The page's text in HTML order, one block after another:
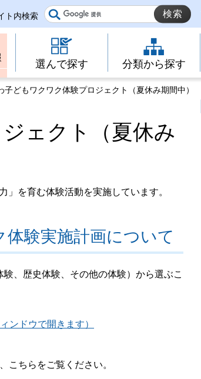
ト内検索
選んで探す 分類から探す
子どもワクワク体験プロジェクト（夏休み期間中）
ェクト（夏休み
を育む体験活動を実施しています。
験実施計画について
、歴史体験、その他の体験）から選ぶこ
ンドウで開きます）
ちらをご覧ください。